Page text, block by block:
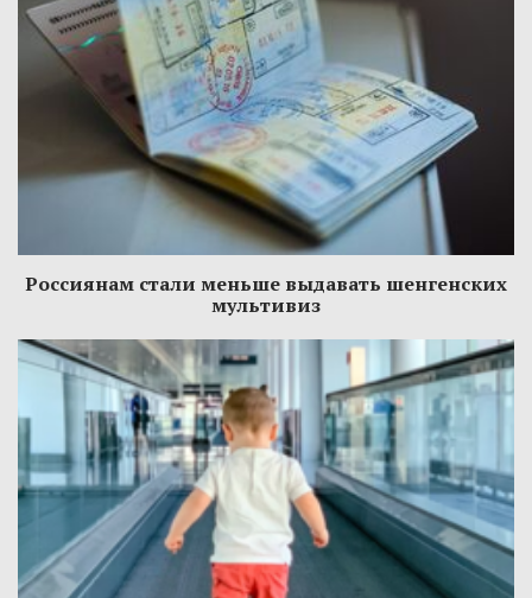
Россиянам стали меньше выдавать шенгенских
мультивиз